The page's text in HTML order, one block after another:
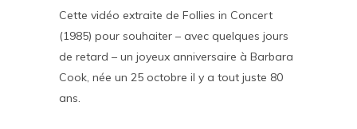
Cette vidéo extraite de Follies in Concert
(1985) pour souhaiter – avec quelques jours
de retard – un joyeux anniversaire à Barbara
Cook, née un 25 octobre il y a tout juste 80
ans.